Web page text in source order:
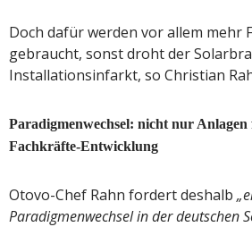
Doch dafür werden vor allem mehr
gebraucht, sonst droht der
Installationsinfarkt, so Christian
Paradigmenwechsel: nicht nur
Fachkräfte-Entwicklung
Otovo-Chef Rahn fordert deshalb
Paradigmenwechsel in der deutschen